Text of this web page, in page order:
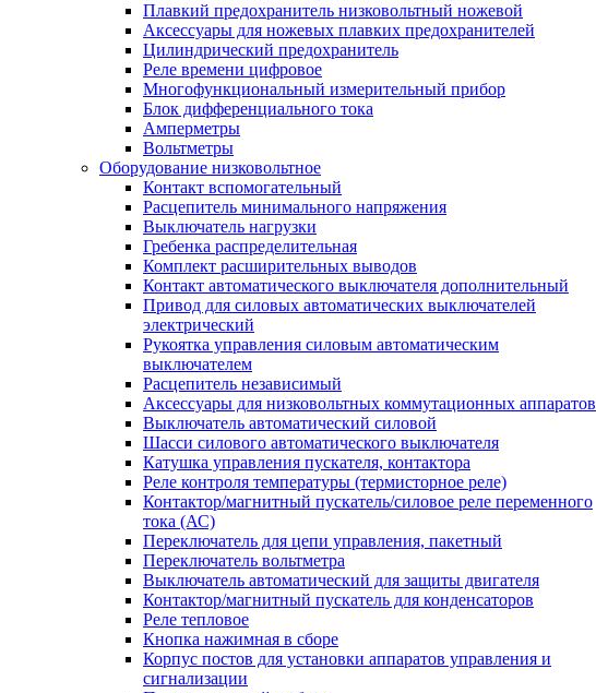
Плавкий предохранитель низковольтный ножевой
Аксессуары для ножевых плавких предохранителей
Цилиндрический предохранитель
Реле времени цифровое
Многофункциональный измерительный прибор
Блок дифференциального тока
Амперметры
Вольтметры
Оборудование низковольтное
Контакт вспомогательный
Расцепитель минимального напряжения
Выключатель нагрузки
Гребенка распределительная
Комплект расширительных выводов
Контакт автоматического выключателя дополнительный
Привод для силовых автоматических выключателей
электрический
Рукоятка управления силовым автоматическим
выключателем
Расцепитель независимый
Аксессуары для низковольтных коммутационных аппаратов
Выключатель автоматический силовой
Шасси силового автоматического выключателя
Катушка управления пускателя, контактора
Реле контроля температуры (термисторное реле)
Контактор/магнитный пускатель/силовое реле переменного
тока (АС)
Переключатель для цепи управления, пакетный
Переключатель вольтметра
Выключатель автоматический для защиты двигателя
Контактор/магнитный пускатель для конденсаторов
Реле тепловое
Кнопка нажимная в сборе
Корпус постов для установки аппаратов управления и
сигнализации